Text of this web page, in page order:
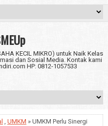
KECIL MIKRO) untuk Naik Kelas
dan Sosial Media. Kontak kami
HP: 0812-1057533
, UMKM » UMKM Perlu Sinergi